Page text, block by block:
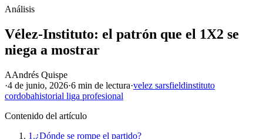
Análisis
Vélez-Instituto: el patrón que el 1X2 se
niega a mostrar
AAndrés Quispe
·4 de junio, 2026·6 min de lectura·velez sarsfieldinstituto
cordobahistorial liga profesional
Contenido del artículo
1.¿Dónde se rompe el partido?